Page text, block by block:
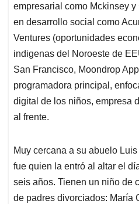
empresarial como Mckinsey
en desarrollo social como
Ventures (oportunidades
indigenas del Noroeste de
San Francisco, Moondrop
programadora principal,
digital de los niños, empresa
al frente.
Muy cercana a su abuelo
fue quien la entró al altar el
seis años. Tienen un niño de
de padres divorciados: María